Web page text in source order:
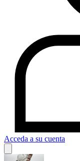
Acceda a su cuenta